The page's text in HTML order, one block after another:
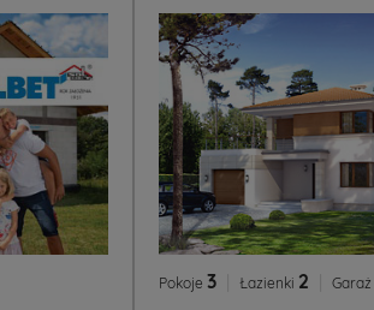
Pokoje 3 Łazienki 2 Garaż